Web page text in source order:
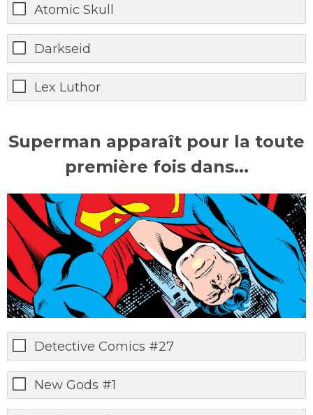
Atomic Skull
Darkseid
Lex Luthor
Superman apparaît pour la toute
première fois dans...
Detective Comics #27
New Gods #1